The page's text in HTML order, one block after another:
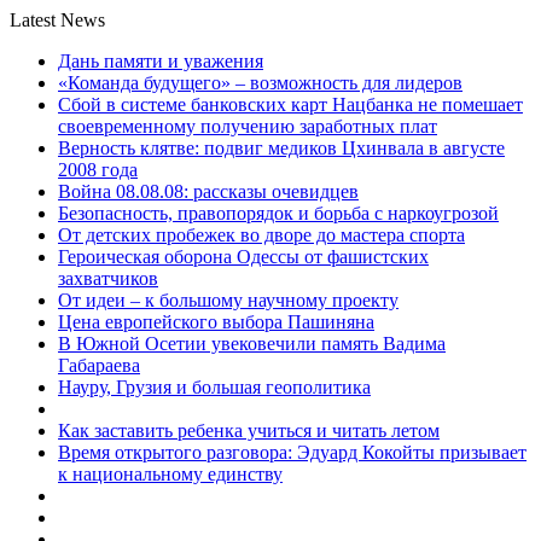
Latest News
Дань памяти и уважения
«Команда будущего» – возможность для лидеров
Сбой в системе банковских карт Нацбанка не помешает
своевременному получению заработных плат
Верность клятве: подвиг медиков Цхинвала в августе
2008 года
Война 08.08.08: рассказы очевидцев
Безопасность, правопорядок и борьба с наркоугрозой
От детских пробежек во дворе до мастера спорта
Героическая оборона Одессы от фашистских
захватчиков
От идеи – к большому научному проекту
Цена европейского выбора Пашиняна
В Южной Осетии увековечили память Вадима
Габараева
Науру, Грузия и большая геополитика
Как заставить ребенка учиться и читать летом
Время открытого разговора: Эдуард Кокойты призывает
к национальному единству